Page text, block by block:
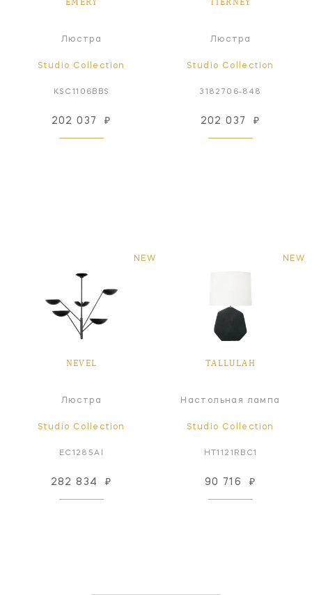
Люстра
Studio Collection
KSC1106BBS
202 037 ₽
Люстра
Studio Collection
3182706-848
202 037 ₽
NEW
NEVEL
Люстра
Studio Collection
EC1285AI
282 834 ₽
NEW
TALLULAH
Настольная лампа
Studio Collection
HT1121RBC1
90 716 ₽